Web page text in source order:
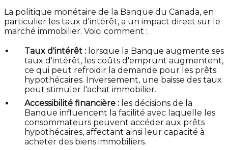
La politique monétaire de la Banque du Canada, en
particulier les taux d'intérêt, a un impact direct sur le
marché immobilier. Voici comment :
Taux d'intérêt : lorsque la Banque augmente ses
taux d'intérêt, les coûts d'emprunt augmentent,
ce qui peut refroidir la demande pour les prêts
hypothécaires. Inversement, une baisse des taux
peut stimuler l'achat immobilier.
Accessibilité financière : les décisions de la
Banque influencent la facilité avec laquelle les
consommateurs peuvent accéder aux prêts
hypothécaires, affectant ainsi leur capacité à
acheter des biens immobiliers.